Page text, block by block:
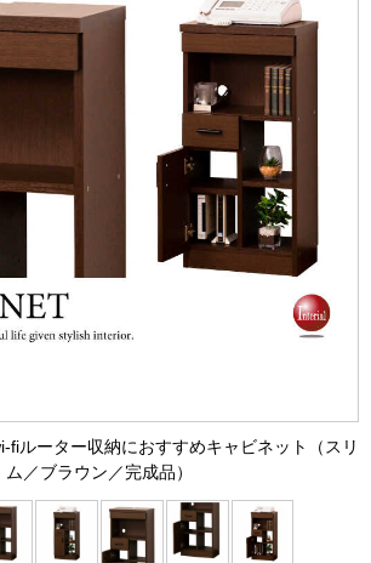
fiルーター収納におすすめキャビネット（スリ
ム／ブラウン／完成品）